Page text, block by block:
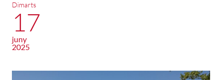
Dimarts
17
juny
2025